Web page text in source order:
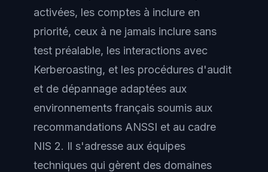
activées, les comptes à inclure en
priorité, ceux à ne jamais inclure sans
test préalable, les interactions avec
Kerberoasting, et les procédures d'audit
et de dépannage adaptées aux
environnements français soumis aux
recommandations ANSSI et au cadre
NIS 2. Il s'adresse aux équipes
techniques qui gèrent des domaines